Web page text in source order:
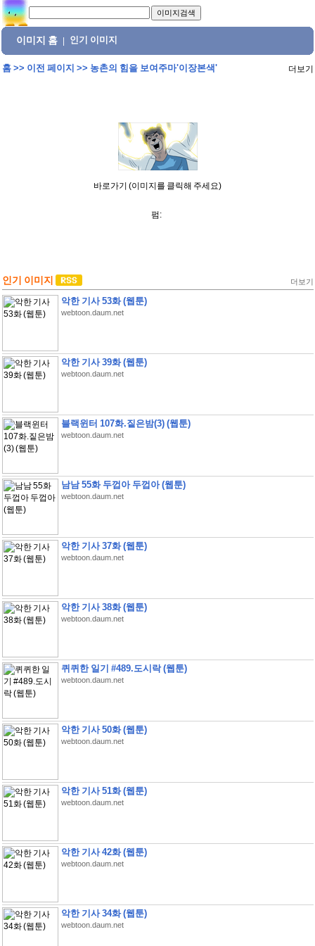
이미지 홈 인기 이미지
홈>> 이전 페이지 >> 농촌의 힘을 보여주마'이장본색' 더보기
바로가기 (이미지를 클릭해 주세요)
펌:
인기 이미지 더보기
악한 기사 53화 (웹툰)
webtoon.daum.net
악한 기사 39화 (웹툰)
webtoon.daum.net
블랙윈터 107화.짙은밤(3) (웹툰)
webtoon.daum.net
남남 55화 두껍아 두껍아 (웹툰)
webtoon.daum.net
악한 기사 37화 (웹툰)
webtoon.daum.net
악한 기사 38화 (웹툰)
webtoon.daum.net
퀴퀴한 일기 #489.도시락 (웹툰)
webtoon.daum.net
악한 기사 50화 (웹툰)
webtoon.daum.net
악한 기사 51화 (웹툰)
webtoon.daum.net
악한 기사 42화 (웹툰)
webtoon.daum.net
악한 기사 34화 (웹툰)
webtoon.daum.net